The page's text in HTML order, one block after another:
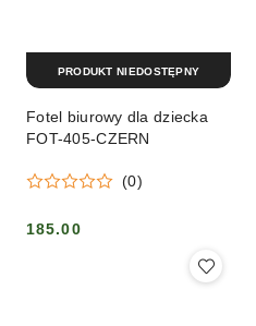
Fotel biurowy dla dziecka
FOT-405-CZERN
(0)
Cena:
185.00
PRODUKT NIEDOSTĘPNY